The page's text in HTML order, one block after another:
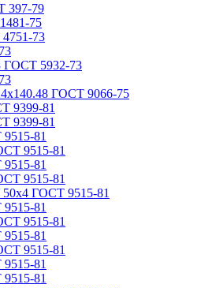
397-79
75
73
ГОСТ 5932-73
ГОСТ 9066-75
9399-81
9399-81
81
9515-81
81
9515-81
ГОСТ 9515-81
81
9515-81
81
9515-81
81
81